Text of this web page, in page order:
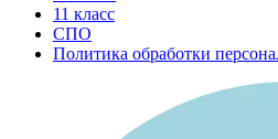
11 класс
СПО
Политика обработки